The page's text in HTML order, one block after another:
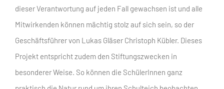
dieser Verantwortung auf jeden Fall gewachsen ist und alle
Mitwirkenden können mächtig stolz auf sich sein, so der
Geschäftsführer von Lukas Gläser Christoph Kübler. Dieses
Projekt entspricht zudem den Stiftungszwecken in
besonderer Weise. So können die SchülerInnen ganz